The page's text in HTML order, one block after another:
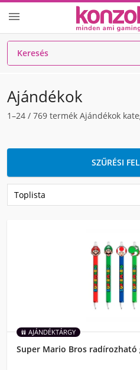

Ajándékok
1–24 / 769 termék Ajándékok
SZŰRÉSI
AJÁNDÉKTÁRGY
Super Mario Bros radírozható